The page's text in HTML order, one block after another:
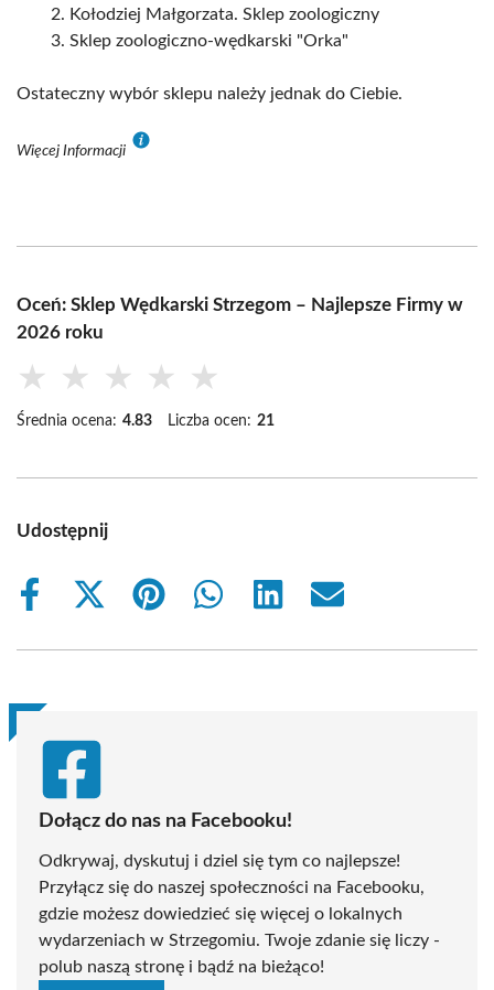
Kołodziej Małgorzata. Sklep zoologiczny
Sklep zoologiczno-wędkarski "Orka"
Ostateczny wybór sklepu należy jednak do Ciebie.
Więcej Informacji
Oceń: Sklep Wędkarski Strzegom – Najlepsze Firmy w
2026 roku
★ ★ ★ ★ ★
Średnia ocena: 4.83 Liczba ocen: 21
Udostępnij
Share
Share
(Twitter)
Share
Share
Share
Share
Dołącz do nas na Facebooku!
Odkrywaj, dyskutuj i dziel się tym co najlepsze!
Przyłącz się do naszej społeczności na Facebooku,
gdzie możesz dowiedzieć się więcej o lokalnych
wydarzeniach w Strzegomiu. Twoje zdanie się liczy -
polub naszą stronę i bądź na bieżąco!